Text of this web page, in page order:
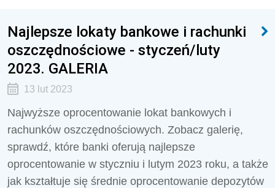
Najlepsze lokaty bankowe i rachunki
oszczędnościowe - styczeń/luty
2023. GALERIA
13 lut 2023
Najwyższe oprocentowanie lokat bankowych i
rachunków oszczędnościowych. Zobacz galerię,
sprawdź, które banki oferują najlepsze
oprocentowanie w styczniu i lutym 2023 roku, a także
jak kształtuje się średnie oprocentowanie depozytów